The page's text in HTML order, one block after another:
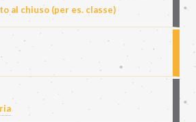
al chiuso (per es. classe)